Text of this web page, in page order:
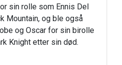
sin rolle som Ennis Del
Mountain, og ble også
og Oscar for sin birolle
Knight etter sin død.